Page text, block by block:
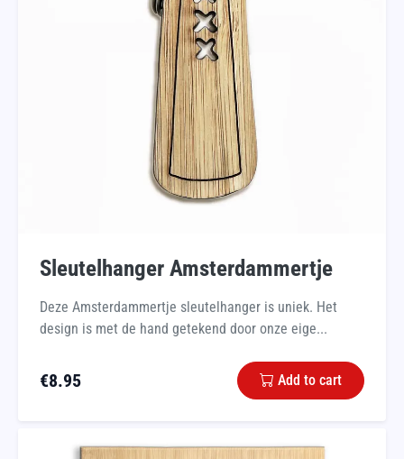
Sleutelhanger Amsterdammertje
Deze Amsterdammertje sleutelhanger is uniek. Het
design is met de hand getekend door onze eige...
€8.95 Add to cart